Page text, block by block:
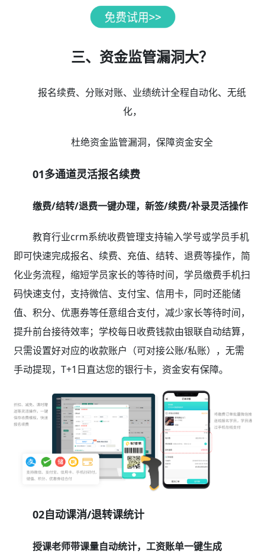
三、资金监管漏洞大？
报名续费、分账对账、业绩统计全程自动化、无纸
化，
杜绝资金监管漏洞，保障资金安全
01多通道灵活报名续费
缴费/结转/退费一键办理，新签/续费/补录灵活操作
教育行业crm系统收费管理支持输入学号或学员手机
即可快速完成报名、续费、充值、结转、退费等操作，简
化业务流程，缩短学员家长的等待时间，学员缴费手机扫
码快速支付，支持微信、支付宝、信用卡，同时还能储
值、积分、优惠券等任意组合支付，减少家长等待时间，
提升前台接待效率；学校每日收费钱款由银联自动结算，
只需设置好对应的收款账户（可对接公账/私账），无需
手动提现，T+1日直达您的银行卡，资金安有保障。
02自动课消/退转课统计
授课老师带课量自动统计，工资账单一键生成